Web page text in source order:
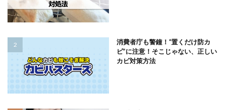
消費者庁も警鐘！“置くだけ防カ
ビ”に注意！そこじゃない、正しい
カビ対策方法